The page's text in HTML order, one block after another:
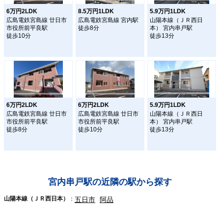
6万円2LDK
広島電鉄宮島線 廿日市
市役所前平良駅
徒歩10分
8.5万円1LDK
広島電鉄宮島線 宮内駅
徒歩8分
5.9万円1LDK
山陽本線（ＪＲ西日
本） 宮内串戸駅
徒歩13分
6万円2LDK
広島電鉄宮島線 廿日市
市役所前平良駅
徒歩8分
6万円2LDK
広島電鉄宮島線 廿日市
市役所前平良駅
徒歩10分
5.9万円1LDK
山陽本線（ＪＲ西日
本） 宮内串戸駅
徒歩13分
宮内串戸駅の近隣の駅から探す
山陽本線（ＪＲ西日本） 五日市 阿品